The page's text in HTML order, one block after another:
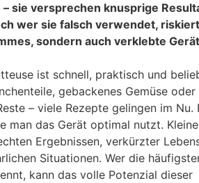
sie versprechen knusprige
wer sie falsch verwendet,
sondern auch verklebte
ist schnell, praktisch und
gebackenes Gemüse oder
– viele Rezepte gelingen im Nu.
man das Gerät optimal nutzt.
Ergebnissen, verkürzter
Situationen. Wer die
kann das volle Potenzial dieser